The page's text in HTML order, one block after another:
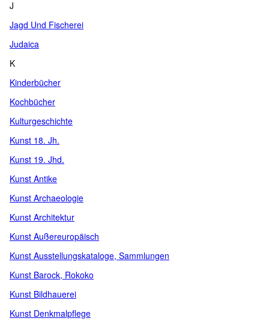
J
Jagd Und Fischerei
Judaica
K
Kinderbücher
Kochbücher
Kulturgeschichte
Kunst 18. Jh.
Kunst 19. Jhd.
Kunst Antike
Kunst Archaeologie
Kunst Architektur
Kunst Außereuropäisch
Kunst Ausstellungskataloge, Sammlungen
Kunst Barock, Rokoko
Kunst Bildhauerei
Kunst Denkmalpflege